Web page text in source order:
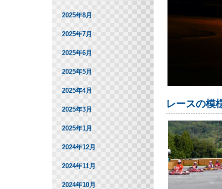
レースの模
2025年8月
2025年7月
2025年6月
2025年5月
2025年4月
2025年3月
2025年1月
2024年12月
2024年11月
2024年10月